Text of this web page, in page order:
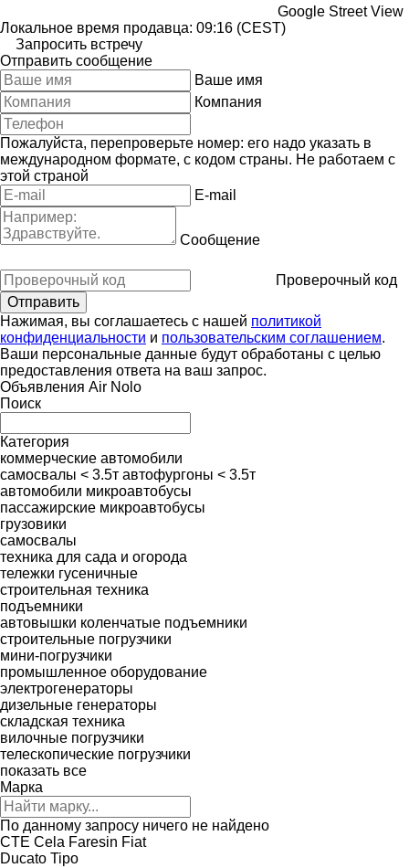
Google Street View
Локальное время продавца: 09:16 (CEST)
Запросить встречу
Отправить сообщение
Ваше имя
Компания
Пожалуйста, перепроверьте номер: его надо указать в
международном формате, с кодом страны. Не работаем с
этой страной
E-mail
Сообщение
Проверочный код
Нажимая, вы соглашаетесь с нашей политикой
конфиденциальности и пользовательским соглашением.
Ваши персональные данные будут обработаны с целью
предоставления ответа на ваш запрос.
Объявления Air Nolo
Поиск
Категория
коммерческие автомобили
самосвалы < 3.5т автофургоны < 3.5т
автомобили микроавтобусы
пассажирские микроавтобусы
грузовики
самосвалы
техника для сада и огорода
тележки гусеничные
строительная техника
подъемники
автовышки коленчатые подъемники
строительные погрузчики
мини-погрузчики
промышленное оборудование
электрогенераторы
дизельные генераторы
складская техника
вилочные погрузчики
телескопические погрузчики
показать все
Марка
По данному запросу ничего не найдено
CTE Cela Faresin Fiat
Ducato Tipo